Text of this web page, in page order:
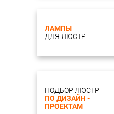
Диапазон рабочих
температура
Цветовая температура, K:
Способ крепления:
Комплектация
ЛАМПЫ
ДЛЯ ЛЮСТР
ПОДБОР ЛЮСТР
ПО ДИЗАЙН -
ПРОЕКТАМ